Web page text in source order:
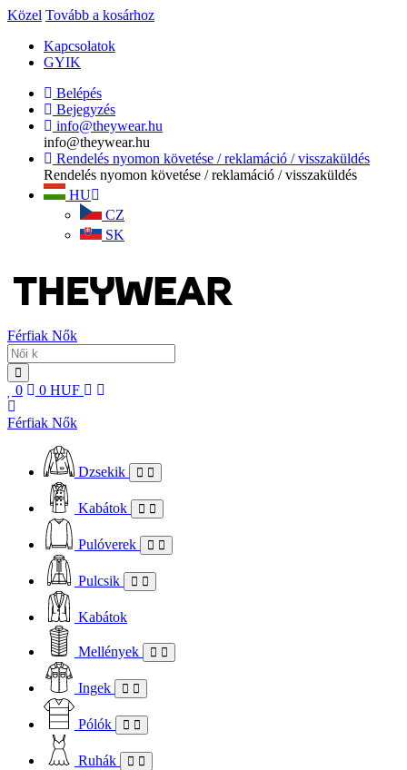
Közel Tovább a kosárhoz
Kapcsolatok
GYIK
Belépés
Bejegyzés
info@theywear.hu
info@theywear.hu
Rendelés nyomon követése / reklamáció / visszaküldés
Rendelés nyomon követése / reklamáció / visszaküldés
HU
CZ
SK
Férfiak Nők
0 0 HUF
Férfiak Nők
Dzsekik
Kabátok
Pulóverek
Pulcsik
Kabátok
Mellények
Ingek
Pólók
Ruhák